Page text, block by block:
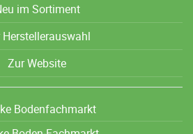
im Sortiment
Zur Website
Bodenfachmarkt